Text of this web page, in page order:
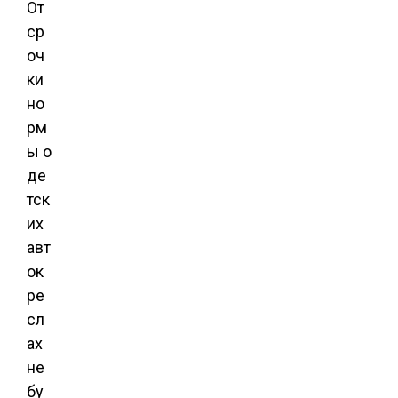
От
ср
оч
ки
но
рм
ы о
де
тск
их
авт
ок
ре
сл
ах
не
бу